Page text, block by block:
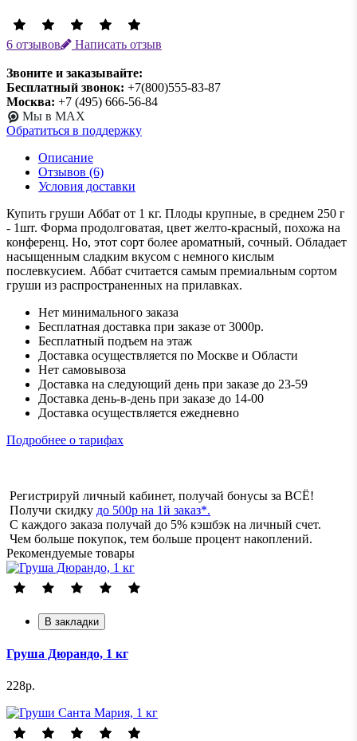
6 отзывов Написать отзыв
Звоните и заказывайте:
Бесплатный звонок: +7(800)555-83-87
Москва: +7 (495) 666-56-84
Мы в MAX
Обратиться в поддержку
Описание
Отзывов (6)
Условия доставки
Купить груши Аббат от 1 кг. Плоды крупные, в среднем 250 г
- 1шт. Форма продолговатая, цвет желто-красный, похожа на
конференц. Но, этот сорт более ароматный, сочный. Обладает
насыщенным сладким вкусом с немного кислым
послевкусием. Аббат считается самым премиальным сортом
груши из распространенных на прилавках.
Нет минимального заказа
Бесплатная доставка при заказе от 3000р.
Бесплатный подъем на этаж
Доставка осуществляется по Москве и Области
Нет самовывоза
Доставка на следующий день при заказе до 23-59
Доставка день-в-день при заказе до 14-00
Доставка осуществляется ежедневно
Подробнее о тарифах
Регистрируй личный кабинет, получай бонусы за ВСЁ!
Получи скидку до 500р на 1й заказ*.
С каждого заказа получай до 5% кэшбэк на личный счет.
Чем больше покупок, тем больше процент накоплений.
Рекомендуемые товары
В закладки
Груша Дюрандо, 1 кг
228р.